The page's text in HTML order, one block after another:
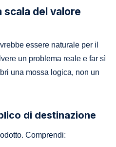
scala del valore
essere naturale per il
un problema reale e far sì
una mossa logica, non un
di destinazione
Comprendi: